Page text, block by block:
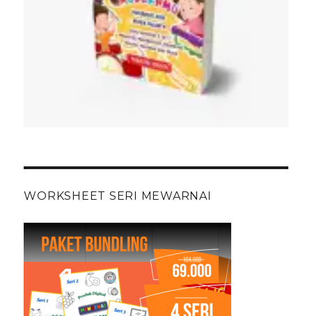
WORKSHEET SERI MEWARNAI